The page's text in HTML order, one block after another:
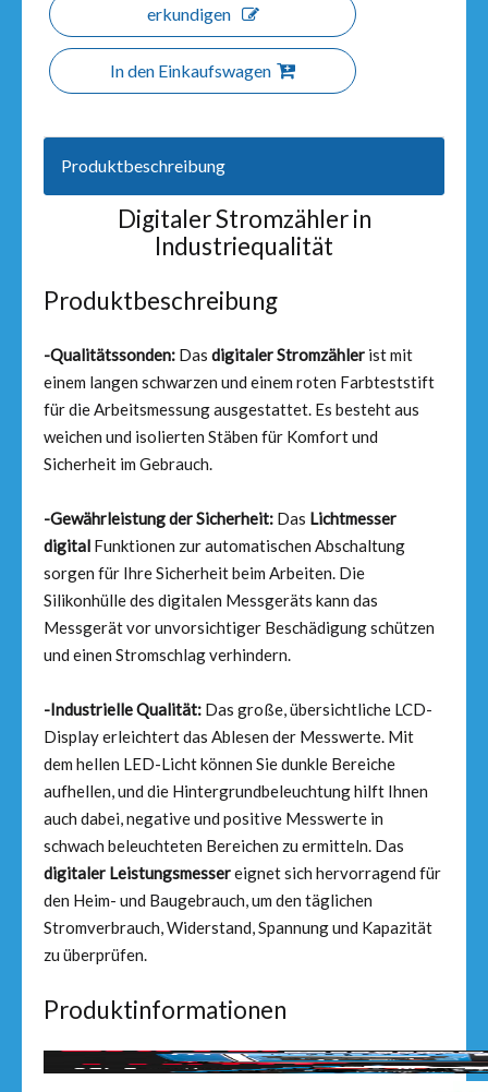
erkundigen
In den Einkaufswagen
Produktbeschreibung
Digitaler Stromzähler in
Industriequalität
Produktbeschreibung
-Qualitätssonden: Das digitaler Stromzähler ist mit
einem langen schwarzen und einem roten Farbteststift
für die Arbeitsmessung ausgestattet. Es besteht aus
weichen und isolierten Stäben für Komfort und
Sicherheit im Gebrauch.
-Gewährleistung der Sicherheit: Das Lichtmesser
digital Funktionen zur automatischen Abschaltung
sorgen für Ihre Sicherheit beim Arbeiten. Die
Silikonhülle des digitalen Messgeräts kann das
Messgerät vor unvorsichtiger Beschädigung schützen
und einen Stromschlag verhindern.
-Industrielle Qualität: Das große, übersichtliche LCD-
Display erleichtert das Ablesen der Messwerte. Mit
dem hellen LED-Licht können Sie dunkle Bereiche
aufhellen, und die Hintergrundbeleuchtung hilft Ihnen
auch dabei, negative und positive Messwerte in
schwach beleuchteten Bereichen zu ermitteln. Das
digitaler Leistungsmessereignet sich hervorragend für
den Heim- und Baugebrauch, um den täglichen
Stromverbrauch, Widerstand, Spannung und Kapazität
zu überprüfen.
Produktinformationen